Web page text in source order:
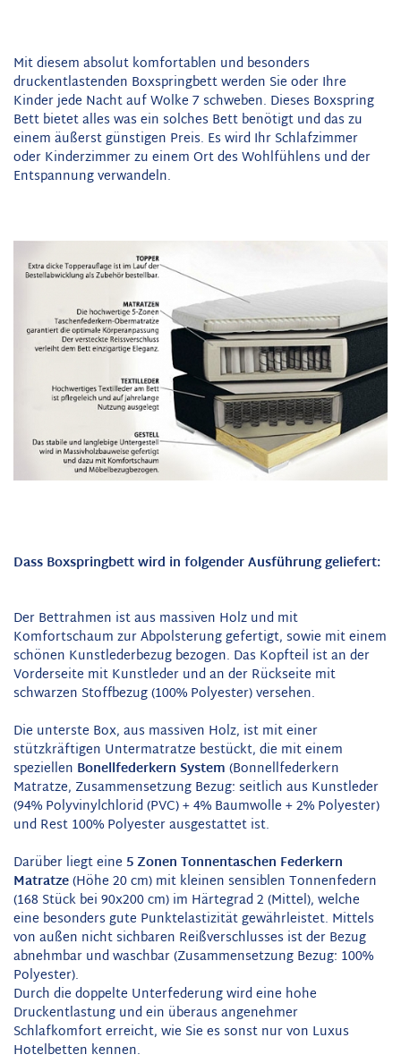
Mit diesem absolut komfortablen und besonders
druckentlastenden Boxspringbett werden Sie oder Ihre
Kinder jede Nacht auf Wolke 7 schweben. Dieses Boxspring
Bett bietet alles was ein solches Bett benötigt und das zu
einem äußerst günstigen Preis. Es wird Ihr Schlafzimmer
oder Kinderzimmer zu einem Ort des Wohlfühlens und der
Entspannung verwandeln.
Dass Boxspringbett wird in folgender Ausführung geliefert:
Der Bettrahmen ist aus massiven Holz und mit
Komfortschaum zur Abpolsterung gefertigt, sowie mit einem
schönen Kunstlederbezug bezogen. Das Kopfteil ist an der
Vorderseite mit Kunstleder und an der Rückseite mit
schwarzen Stoffbezug (100% Polyester) versehen.
Die unterste Box, aus massiven Holz, ist mit einer
stützkräftigen Untermatratze bestückt, die mit einem
speziellen Bonellfederkern System (Bonnellfederkern
Matratze, Zusammensetzung Bezug: seitlich aus Kunstleder
(94% Polyvinylchlorid (PVC) + 4% Baumwolle + 2% Polyester)
und Rest 100% Polyester ausgestattet ist.
Darüber liegt eine 5 Zonen Tonnentaschen Federkern
Matratze(Höhe 20 cm) mit kleinen sensiblen Tonnenfedern
(168 Stück bei 90x200 cm) im Härtegrad 2 (Mittel), welche
eine besonders gute Punktelastizität gewährleistet. Mittels
von außen nicht sichbaren Reißverschlusses ist der Bezug
abnehmbar und waschbar (Zusammensetzung Bezug: 100%
Polyester).
Durch die doppelte Unterfederung wird eine hohe
Druckentlastung und ein überaus angenehmer
Schlafkomfort erreicht, wie Sie es sonst nur von Luxus
Hotelbetten kennen.